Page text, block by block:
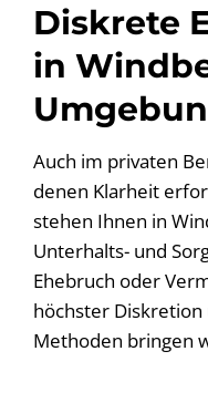
Diskrete
in
Auch im privaten
denen Klarheit
stehen Ihnen in
Unterhalts- und
Ehebruch oder
höchster
Methoden bringen